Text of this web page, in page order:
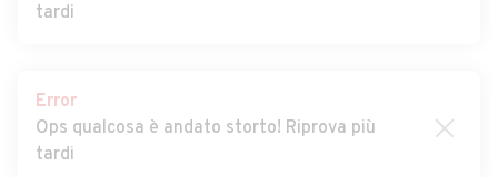
Auto usate Borgoratto
Alessandrino
tardi
Error
Ops qualcosa è andato storto! Riprova più
tardi